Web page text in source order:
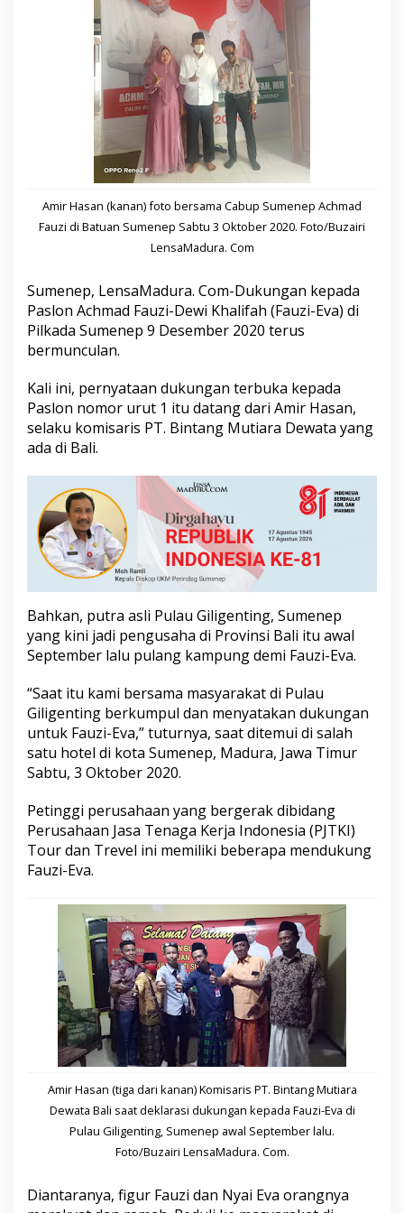
g
u
i
a
r
a
e
w
a
t
K
a
h
k
a
k
u
n
n
U
n
k
F
a
z
i
-
v
d
i
P
i
k
a
d
a
m
n
e
p
Amir Hasan (kanan) foto bersama Cabup Sumenep Achmad
Fauzi di Batuan Sumenep Sabtu 3 Oktober 2020. Foto/Buzairi
LensaMadura. Com
Sumenep, LensaMadura. Com-Dukungan kepada
Paslon Achmad Fauzi-Dewi Khalifah (Fauzi-Eva) di
Pilkada Sumenep 9 Desember 2020 terus
bermunculan.
Kali ini, pernyataan dukungan terbuka kepada
Paslon nomor urut 1 itu datang dari Amir Hasan,
selaku komisaris PT. Bintang Mutiara Dewata yang
ada di Bali.
Bahkan, putra asli Pulau Giligenting, Sumenep
yang kini jadi pengusaha di Provinsi Bali itu awal
September lalu pulang kampung demi Fauzi-Eva.
“Saat itu kami bersama masyarakat di Pulau
Giligenting berkumpul dan menyatakan dukungan
untuk Fauzi-Eva,” tuturnya, saat ditemui di salah
satu hotel di kota Sumenep, Madura, Jawa Timur
Sabtu, 3 Oktober 2020.
Petinggi perusahaan yang bergerak dibidang
Perusahaan Jasa Tenaga Kerja Indonesia (PJTKI)
Tour dan Trevel ini memiliki beberapa mendukung
Fauzi-Eva.
Amir Hasan (tiga dari kanan) Komisaris PT. Bintang Mutiara
Dewata Bali saat deklarasi dukungan kepada Fauzi-Eva di
Pulau Giligenting, Sumenep awal September lalu.
Foto/Buzairi LensaMadura. Com.
Diantaranya, figur Fauzi dan Nyai Eva orangnya